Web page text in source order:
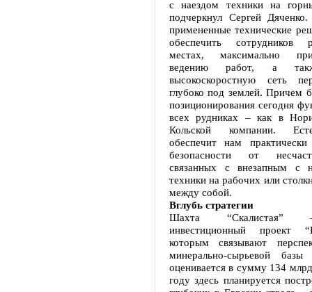
с наездом техники на
подчеркнул Сергей
примененные технические
обеспечить сотрудников
местах, максимально
ведению работ, а
высокоскоростную сеть
глубоко под землей. Причем
позиционирования сегодня
всех рудниках – как в
Кольской компании.
обеспечит нам
безопасности от
связанных с внезапным с
техники на рабочих или
между собой.
Вглубь стратегии
Шахта “Скалистая”
инвестиционный проект
которым связывают
минерально-сырьевой
оценивается в сумму 134
году здесь планируется